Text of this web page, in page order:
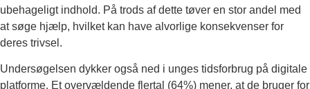
ubehageligt indhold. På trods af dette tøver en stor andel med
at søge hjælp, hvilket kan have alvorlige konsekvenser for
deres trivsel.
Undersøgelsen dykker også ned i unges tidsforbrug på digitale
platforme. Et overvældende flertal (64%) mener, at de bruger for